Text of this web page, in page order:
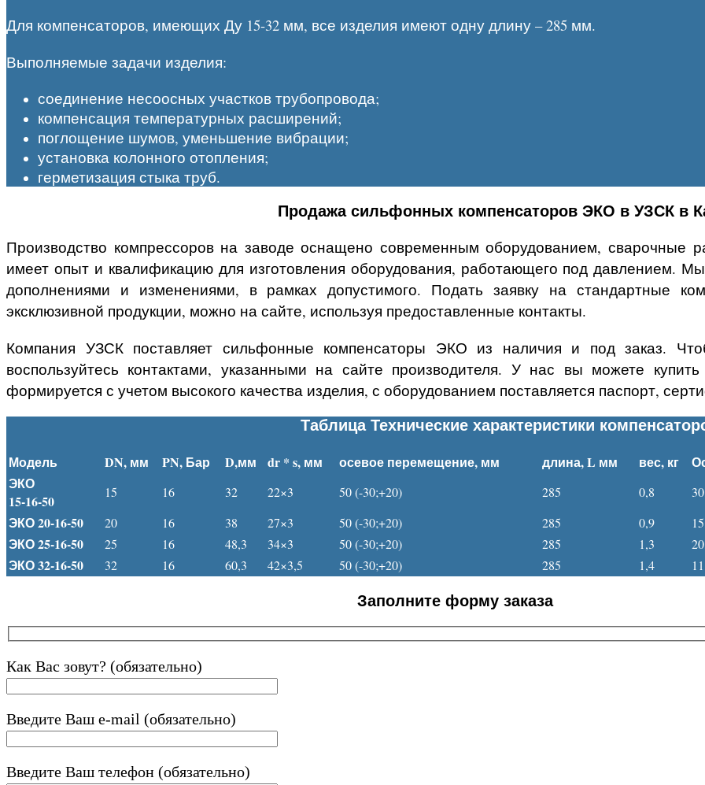
Для компенсаторов, имеющих Ду 15-32 мм, все изделия имеют одну длину – 285 мм.
Выполняемые задачи изделия:
соединение несоосных участков трубопровода;
компенсация температурных расширений;
поглощение шумов, уменьшение вибрации;
установка колонного отопления;
герметизация стыка труб.
Продажа сильфонных компенсаторов ЭКО в УЗСК в
Производство компрессоров на заводе оснащено современным оборудованием, сварочные
имеет опыт и квалификацию для изготовления оборудования, работающего под давлением.
дополнениями и изменениями, в рамках допустимого. Подать заявку на стандартные
эксклюзивной продукции, можно на сайте, используя предоставленные контакты.
Компания УЗСК поставляет сильфонные компенсаторы ЭКО из наличия и под заказ.
воспользуйтесь контактами, указанными на сайте производителя. У нас вы можете
формируется с учетом высокого качества изделия, с оборудованием поставляется паспорт,
Таблица Технические характеристики
Модель DN, мм PN, Бар D,мм dr * s, мм осевое перемещение, мм длина, L мм вес, кг
ЭКО
15-16-50
15 16 32 22×3 50 (-30;+20) 285 0,8
ЭКО 20-16-50 20 16 38 27×3 50 (-30;+20) 285 0,9
ЭКО 25-16-50 25 16 48,3 34×3 50 (-30;+20) 285 1,3
ЭКО 32-16-50 32 16 60,3 42×3,5 50 (-30;+20) 285 1,4
Заполните форму заказа
Как Вас зовут? (обязательно)
Введите Ваш e-mail (обязательно)
Введите Ваш телефон (обязательно)